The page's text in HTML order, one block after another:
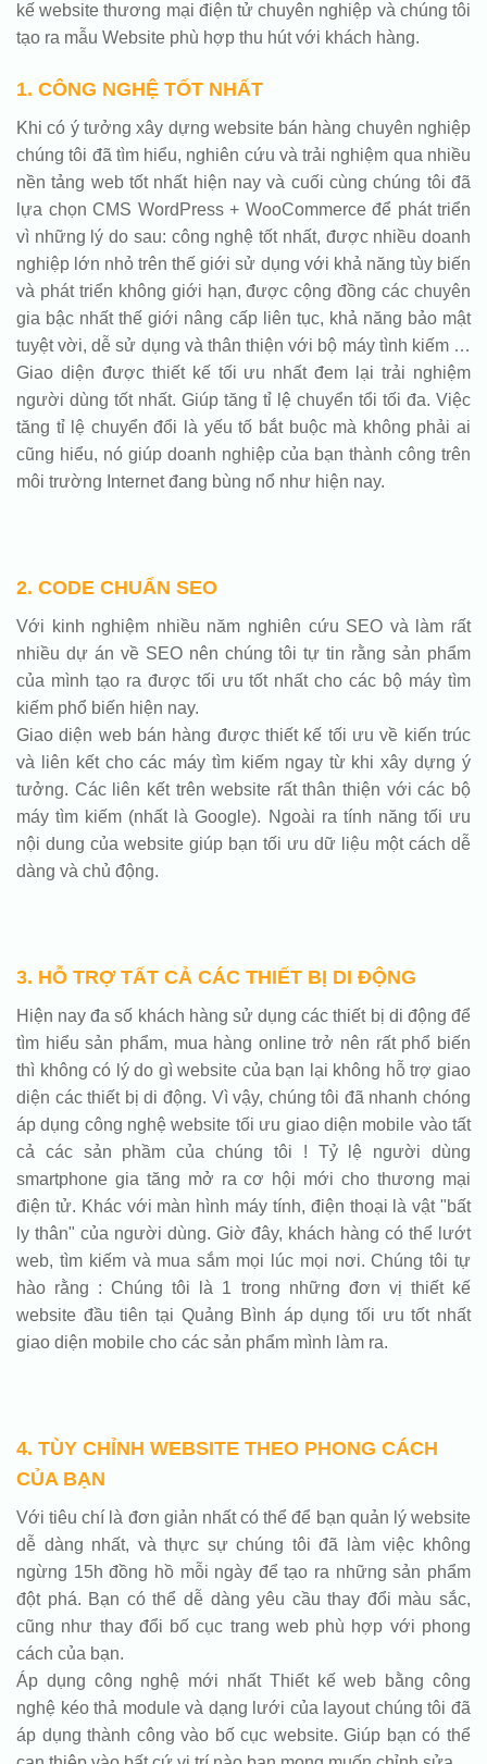
kế website thương mại điện tử chuyên nghiệp và chúng tôi
tạo ra mẫu Website phù hợp thu hút với khách hàng.
1. CÔNG NGHỆ TỐT NHẤT
Khi có ý tưởng xây dựng website bán hàng chuyên nghiệp
chúng tôi đã tìm hiểu, nghiên cứu và trải nghiệm qua nhiều
nền tảng web tốt nhất hiện nay và cuối cùng chúng tôi đã
lựa chọn CMS WordPress + WooCommerce để phát triển
vì những lý do sau: công nghệ tốt nhất, được nhiều doanh
nghiệp lớn nhỏ trên thế giới sử dụng với khả năng tùy biến
và phát triển không giới hạn, được cộng đồng các chuyên
gia bậc nhất thế giới nâng cấp liên tục, khả năng bảo mật
tuyệt vời, dễ sử dụng và thân thiện với bộ máy tình kiếm …
Giao diện được thiết kế tối ưu nhất đem lại trải nghiệm
người dùng tốt nhất. Giúp tăng tỉ lệ chuyển tổi tối đa. Việc
tăng tỉ lệ chuyển đổi là yếu tố bắt buộc mà không phải ai
cũng hiểu, nó giúp doanh nghiệp của bạn thành công trên
môi trường Internet đang bùng nổ như hiện nay.
2. CODE CHUẨN SEO
Với kinh nghiệm nhiều năm nghiên cứu SEO và làm rất
nhiều dự án về SEO nên chúng tôi tự tin rằng sản phẩm
của mình tạo ra được tối ưu tốt nhất cho các bộ máy tìm
kiếm phổ biến hiện nay.
Giao diện web bán hàng được thiết kế tối ưu về kiến trúc
và liên kết cho các máy tìm kiếm ngay từ khi xây dựng ý
tưởng. Các liên kết trên website rất thân thiện với các bộ
máy tìm kiếm (nhất là Google). Ngoài ra tính năng tối ưu
nội dung của website giúp bạn tối ưu dữ liệu một cách dễ
dàng và chủ động.
3. HỖ TRỢ TẤT CẢ CÁC THIẾT BỊ DI ĐỘNG
Hiện nay đa số khách hàng sử dụng các thiết bị di động để
tìm hiểu sản phẩm, mua hàng online trở nên rất phổ biến
thì không có lý do gì website của bạn lại không hỗ trợ giao
diện các thiết bị di động. Vì vậy, chúng tôi đã nhanh chóng
áp dụng công nghệ website tối ưu giao diện mobile vào tất
cả các sản phầm của chúng tôi ! Tỷ lệ người dùng
smartphone gia tăng mở ra cơ hội mới cho thương mại
điện tử. Khác với màn hình máy tính, điện thoại là vật "bất
ly thân" của người dùng. Giờ đây, khách hàng có thể lướt
web, tìm kiếm và mua sắm mọi lúc mọi nơi. Chúng tôi tự
hào rằng : Chúng tôi là 1 trong những đơn vị thiết kế
website đầu tiên tại Quảng Bình áp dụng tối ưu tốt nhất
giao diện mobile cho các sản phẩm mình làm ra.
4. TÙY CHỈNH WEBSITE THEO PHONG CÁCH
CỦA BẠN
Với tiêu chí là đơn giản nhất có thể để bạn quản lý website
dễ dàng nhất, và thực sự chúng tôi đã làm việc không
ngừng 15h đồng hồ mỗi ngày để tạo ra những sản phẩm
đột phá. Bạn có thể dễ dàng yêu cầu thay đổi màu sắc,
cũng như thay đổi bố cục trang web phù hợp với phong
cách của bạn.
Áp dụng công nghệ mới nhất Thiết kế web bằng công
nghệ kéo thả module và dạng lưới của layout chúng tôi đã
áp dụng thành công vào bố cục website. Giúp bạn có thể